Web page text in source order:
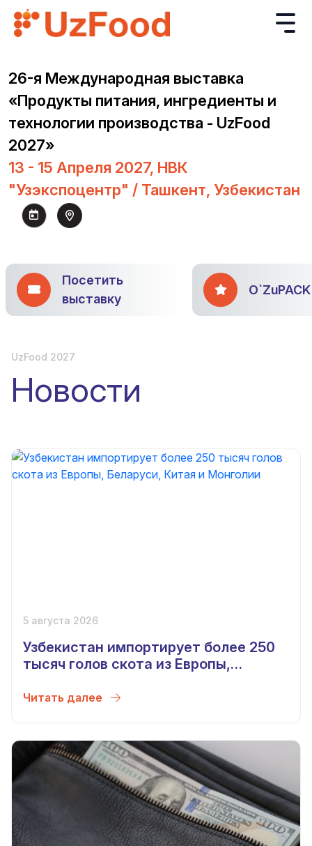
26-я Международная выставка
«Продукты питания, ингредиенты и
технологии производства - UzFood
2027»
13 - 15 Апреля 2027, НВК
"Узэкспоцентр" / Ташкент, Узбекистан
Посетить
выставку
O`ZuPACK
UzFood 2027
Новости
5 августа 2026
Узбекистан импортирует более 250
тысяч голов скота из Европы,
Читать далее